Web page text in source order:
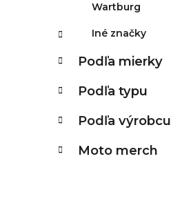
Wartburg
Iné značky
Podľa mierky
Podľa typu
Podľa výrobcu
Moto merch